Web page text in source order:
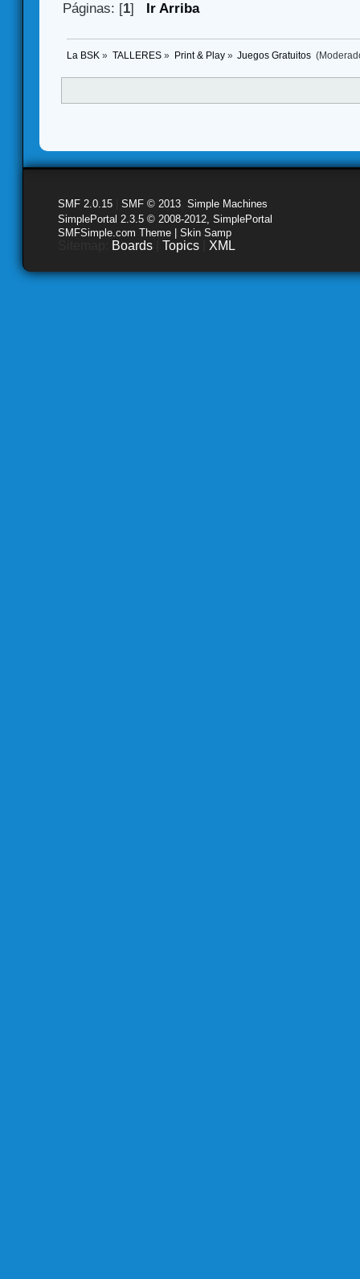
Páginas: [1] Ir Arriba
La BSK » TALLERES» Print & Play» Juegos Gratuitos
SMF 2.0.15 SMF © 2013 Simple Machines
SimplePortal 2.3.5 © 2008-2012, SimplePortal
SMFSimple.com Theme | Skin Samp
Boards Topics XML